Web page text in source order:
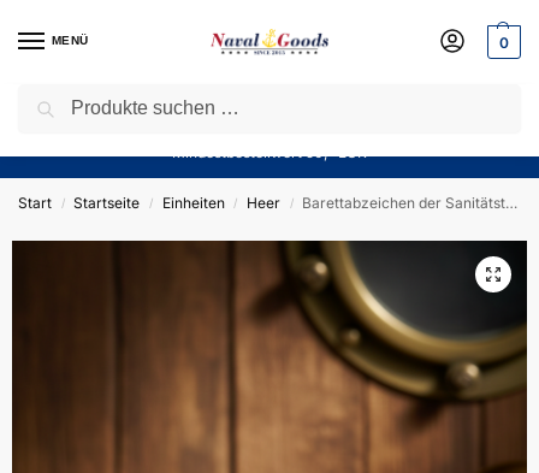
MENÜ 0
Sparen Sie jetzt bares Geld! — Mit unserem Gutschein
Mindestbestellwert 50,- EUR
Start / Startseite / Einheiten / Heer / Barettabzeichen der Sanitätstruppe SanTe – ZIPPO Sturmfeuerzeug m. Diamantgravur – German Army